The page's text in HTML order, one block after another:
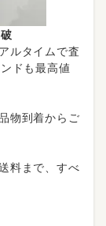
ルタイムで査
ドも最高値
物到着からご
料まで、すべ